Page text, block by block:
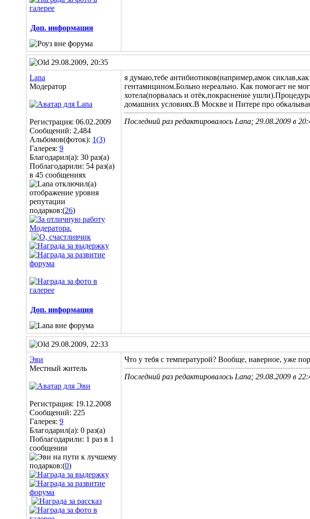
Доп. информация
29.08.2009, 20:35
Lana
Модератор
Регистрация: 06.02.2009
Сообщений: 2,484
Альбомов(фоток): 1(3)
Галерея: 9
Благодарил(а): 30 раз(а)
Поблагодарили: 54 раз(а)
в 45 сообщениях
подарков:(26)
Доп. информация
я думаю,тебе антибиотиков(например,амок
гентамицином.Больно нереально. Как помогает не
хотела(порвалась и отёк,покраснение
домашних условиях.В Москве и Питере про
Последний раз редактировалось Lana; 29.08.2009 в
29.08.2009, 22:33
Эви
Местный житель
Регистрация: 19.12.2008
Сообщений: 225
Галерея: 9
Благодарил(а): 0 раз(а)
Поблагодарили: 1 раз в 1
сообщении
подарков:(0)
Что у тебя с температурой? Вообще, наверное, уже
Последний раз редактировалось Lana; 29.08.2009 в